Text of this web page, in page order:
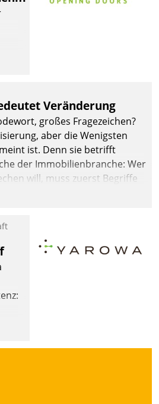
Veränderung
großes Fragezeichen?
aber die Wenigsten
ist. Denn sie betrifft
der Immobilienbranche: Wer
will, muss zuerst Begriffe
betriebliche Optimierung:
und automatisierte
nicht zu viel erwarten: Allein
neuen Software ist es nicht
erfordert von Unternehmen
überprüfen, zu hinterfragen